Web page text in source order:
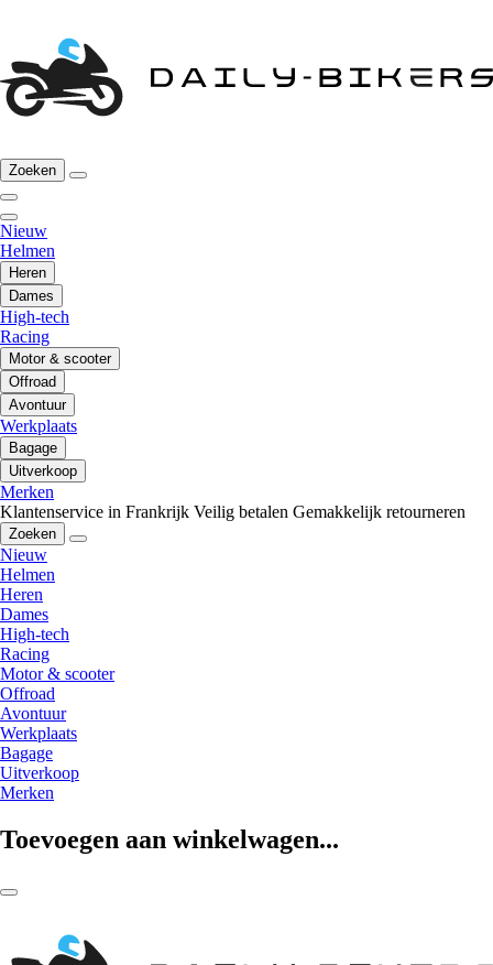
Zoeken
Nieuw
Helmen
Heren
Dames
High-tech
Racing
Motor & scooter
Offroad
Avontuur
Werkplaats
Bagage
Uitverkoop
Merken
Klantenservice in Frankrijk Veilig betalen Gemakkelijk retourneren
Zoeken
Nieuw
Helmen
Heren
Dames
High-tech
Racing
Motor & scooter
Offroad
Avontuur
Werkplaats
Bagage
Uitverkoop
Merken
Toevoegen aan winkelwagen...